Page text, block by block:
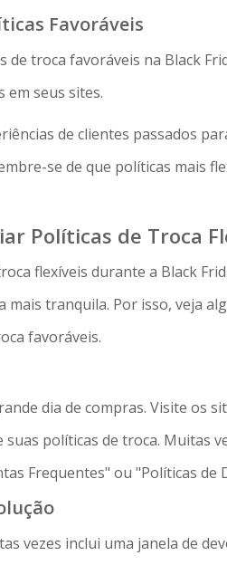
Favoráveis
de troca favoráveis na Black
em seus sites.
de clientes passados
se de que políticas mais
Políticas de Troca
flexíveis durante a Black
tranquila. Por isso, veja
favoráveis.
dia de compras. Visite os
políticas de troca. Muitas
Frequentes" ou "Políticas de
vezes inclui uma janela de